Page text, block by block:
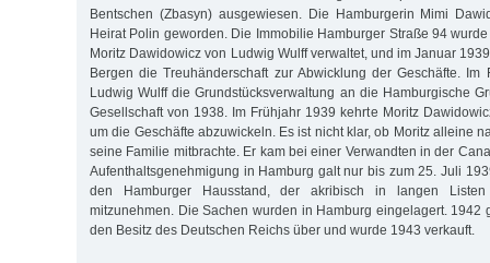
Bentschen (Zbasyn) ausgewiesen. Die Hamburgerin Mimi
Heirat Polin geworden. Die Immobilie Hamburger Straße 94
Moritz Dawidowicz von Ludwig Wulff verwaltet, und im Januar
Bergen die Treuhänderschaft zur Abwicklung der Geschäfte. Im
Ludwig Wulff die Grundstücksverwaltung an die Hamburgische
Gesellschaft von 1938. Im Frühjahr 1939 kehrte Moritz
um die Geschäfte abzuwickeln. Es ist nicht klar, ob Moritz alleine
seine Familie mitbrachte. Er kam bei einer Verwandten in der
Aufenthaltsgenehmigung in Hamburg galt nur bis zum 25. Juli
den Hamburger Hausstand, der akribisch in langen
mitzunehmen. Die Sachen wurden in Hamburg eingelagert. 1942
den Besitz des Deutschen Reichs über und wurde 1943 verkauft.